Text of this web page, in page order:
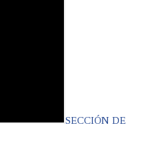
SECCIÓN DE